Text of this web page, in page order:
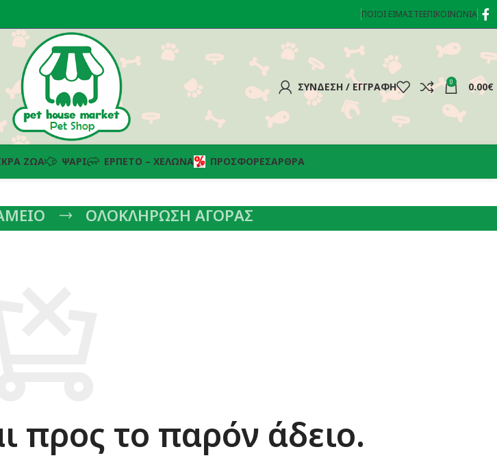
ΠΟΙΟΊ ΕΊΜΑΣΤΕΕΠΙΚΟΙΝΩΝΊΑ
ΣΎΝΔΕΣΗ / ΕΓΓΡΑΦΉ 0 0.00€
ΖΏΑ ΨΆΡΙ ΕΡΠΕΤΌ – ΧΕΛΏΝΑ ΠΡΟΣΦΟΡΈΣΆΡΘΡΑ
ΟΛΟΚΛΗΡΩΣΗ ΑΓΟΡΑΣ
προς το παρόν άδειο.